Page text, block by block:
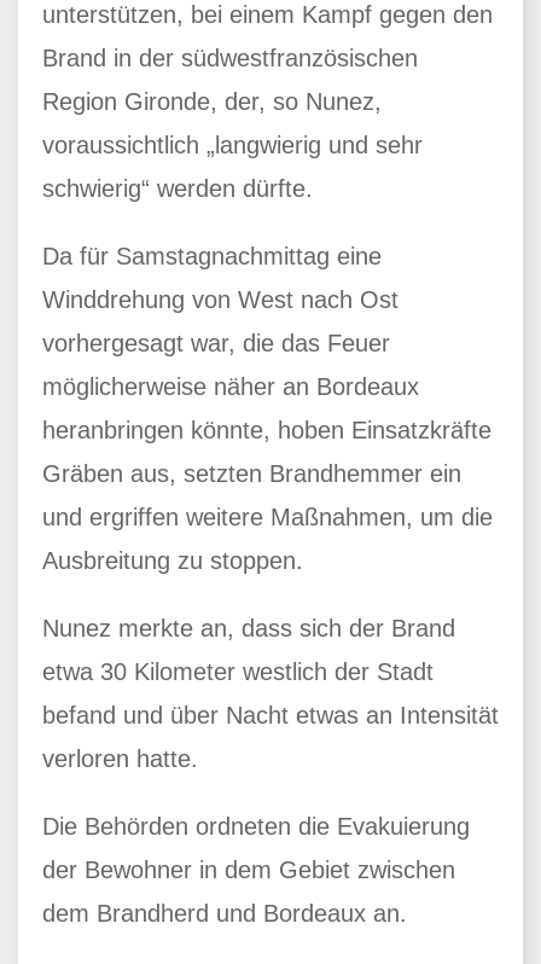
unterstützen, bei einem Kampf gegen den
Brand in der südwestfranzösischen
Region Gironde, der, so Nunez,
voraussichtlich „langwierig und sehr
schwierig“ werden dürfte.
Da für Samstagnachmittag eine
Winddrehung von West nach Ost
vorhergesagt war, die das Feuer
möglicherweise näher an Bordeaux
heranbringen könnte, hoben Einsatzkräfte
Gräben aus, setzten Brandhemmer ein
und ergriffen weitere Maßnahmen, um die
Ausbreitung zu stoppen.
Nunez merkte an, dass sich der Brand
etwa 30 Kilometer westlich der Stadt
befand und über Nacht etwas an Intensität
verloren hatte.
Die Behörden ordneten die Evakuierung
der Bewohner in dem Gebiet zwischen
dem Brandherd und Bordeaux an.